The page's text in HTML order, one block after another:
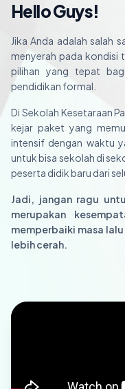
Hello Guys!
Jika Anda adalah salah
menyerah pada kondisi
pilihan yang tepat
pendidikan formal.
Di Sekolah Kesetaraan
kejar paket yang
intensif dengan waktu
untuk bisa sekolah di
peserta didik baru dari
Jadi, jangan ragu
merupakan
memperbaiki masa
lebih cerah.